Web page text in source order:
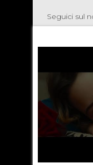
Seguici sul